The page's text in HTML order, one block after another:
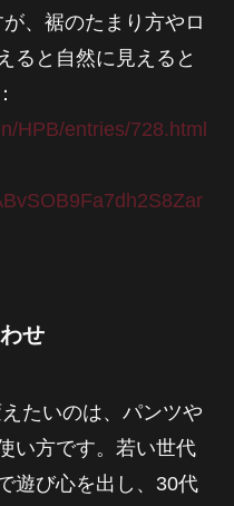
、裾のたまり方やロ
ると自然に見えると
HPB/entries/728.html
せ
たいのは、パンツや
い方です。若い世代
遊び心を出し、30代